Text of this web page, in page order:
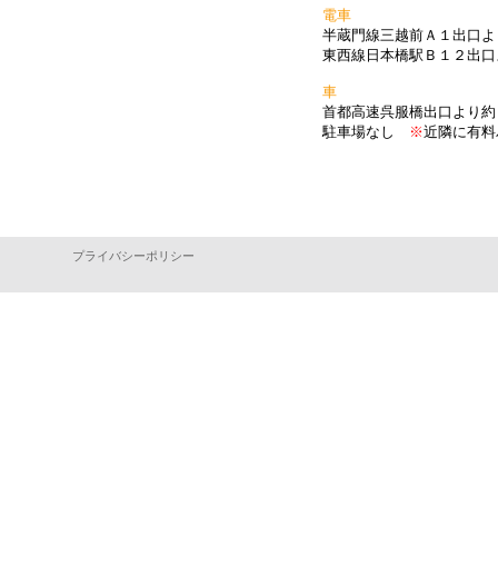
電車
半蔵門線三越前Ａ１出口
東西線日本橋駅Ｂ１２出
車
首都高速呉服橋出口より
駐車場なし
※近隣に有
プライバシーポリシー